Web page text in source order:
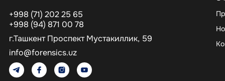
+998 (71) 202 25 65
+998 (94) 871 00 78
г.Ташкент Проспект Мустакиллик, 59​
info@forensics.uz